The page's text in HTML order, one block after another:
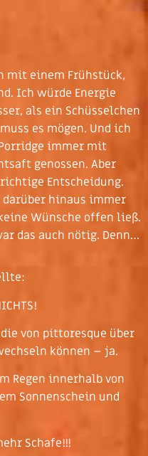
mit einem Frühstück,
Ich würde Energie
als ein Schüsselchen
es mögen. Und ich
immer mit
genossen. Aber
Entscheidung.
darüber hinaus immer
Wünsche offen ließ.
das auch nötig. Denn…
von pittoresque über
können – ja.
Regen innerhalb von
Sonnenschein und
Schafe!!!